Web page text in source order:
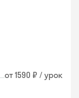
от 1590 ₽ / урок